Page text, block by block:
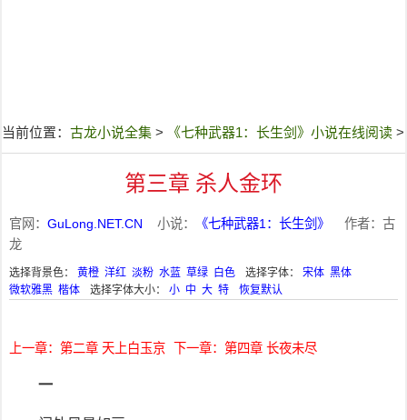
当前位置： 古龙小说全集 > 《七种武器1：长生剑》小说在线阅读 >
第三章 杀人金环
官网： GuLong.NET.CN 小说： 《七种武器1：长生剑》
作者：古
龙
选择背景色： 黄橙 洋红 淡粉 水蓝 草绿 白色 选择字体： 宋体 黑体
微软雅黑 楷体 选择字体大小： 小 中 大 特 恢复默认
上一章：第二章 天上白玉京 下一章：第四章 长夜未尽
一